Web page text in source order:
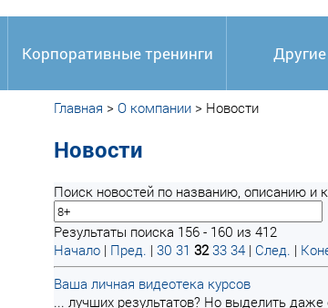
Корпоративные тренинги
Главная > О компании > Новости
Новости
Поиск новостей по названию, описанию
Результаты поиска 156 - 160 из 412
Начало | Пред. | 30 31 32 33 34 | След. |
Ваша личная видеотека курсов
... лучших результатов? Но выделить